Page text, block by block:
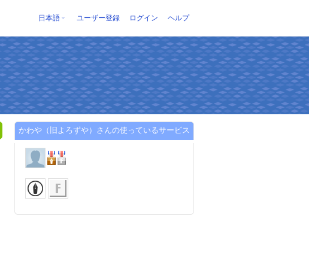
日本語 ユーザー登録 ログイン ヘルプ
かわや（旧よろずや）さんの使っているサービス